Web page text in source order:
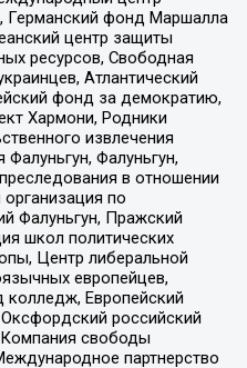
Германский фонд Маршалла
центр защиты
ресурсов, Свободная
Атлантический
фонд за демократию,
Хармони, Родники
извлечения
Фалуньгун,
в отношении
по
Фалуньгун, Пражский
школ политических
Центр либеральной
европейцев,
Европейский
российский
свободы
партнерство